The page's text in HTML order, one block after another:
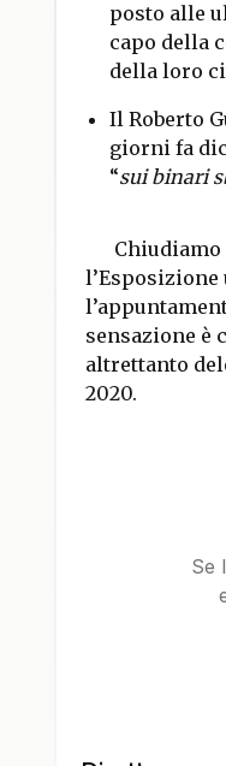
posto alle
capo della
della loro
Il Roberto
giorni fa
“sui binari
Chiudiamo
l’Esposizione
sensazione è
altrettanto
2020.
Se